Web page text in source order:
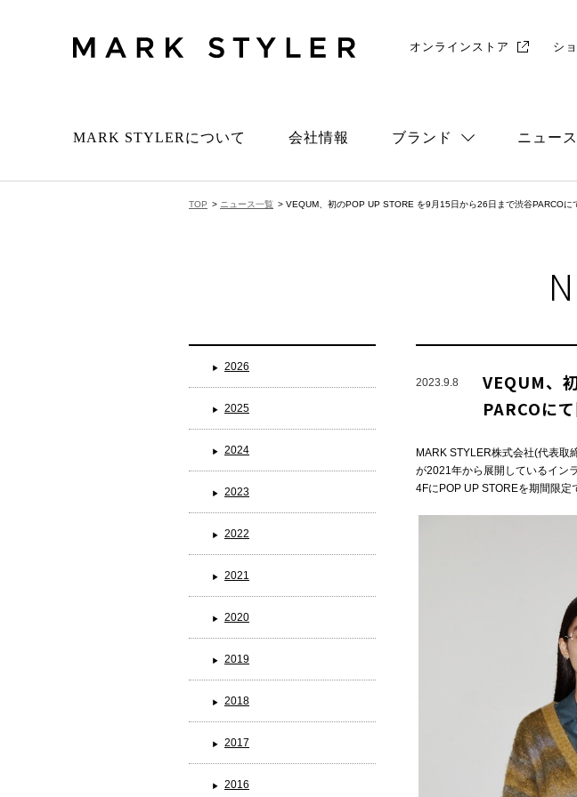
オンラインストア シ
MARK STYLERについて 会社情報 ブランド ニュース
TOP > ニュース一覧 > VEQUM、初のPOP UP STORE を9月15日から26日まで渋谷PARCOに
2023.9.8
VEQUM、
PARCOに
MARK STYLER株式会社(代表取
が2021年から展開しているイン
4FにPOP UP STOREを期間限定
2026
2025
2024
2023
2022
2021
2020
2019
2018
2017
2016